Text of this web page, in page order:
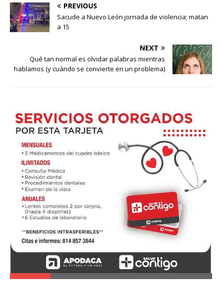
PREVIOUS
Sacude a Nuevo León jornada de violencia; matan
a 15
NEXT
Qué tan normal es olvidar palabras mientras
hablamos (y cuándo se convierte en un problema)